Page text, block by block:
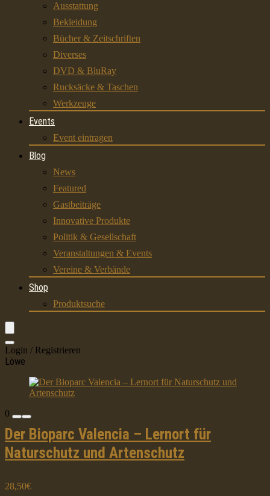
Ausstattung
Bekleidung
Bücher & Zeitschriften
Diverses
DVD & BluRay
Rucksäcke & Taschen
Werkzeuge
Events
Event eintragen
Blog
News
Featured
Gastbeiträge
Innovative Produkte
Politik & Gesellschaft
Veranstaltungen & Events
Vereine & Verbände
Shop
Produktsuche
Login / Registrieren
Löwe
0
Der Bioparc Valencia – Lernort für
Naturschutz und Artenschutz
28,50€